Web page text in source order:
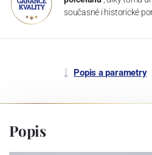
současné i historické
Popis a parametry
Popis